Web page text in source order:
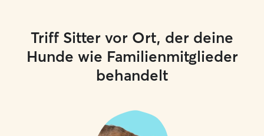
Triff Sitter vor Ort, der deine
Hunde wie Familienmitglieder
behandelt